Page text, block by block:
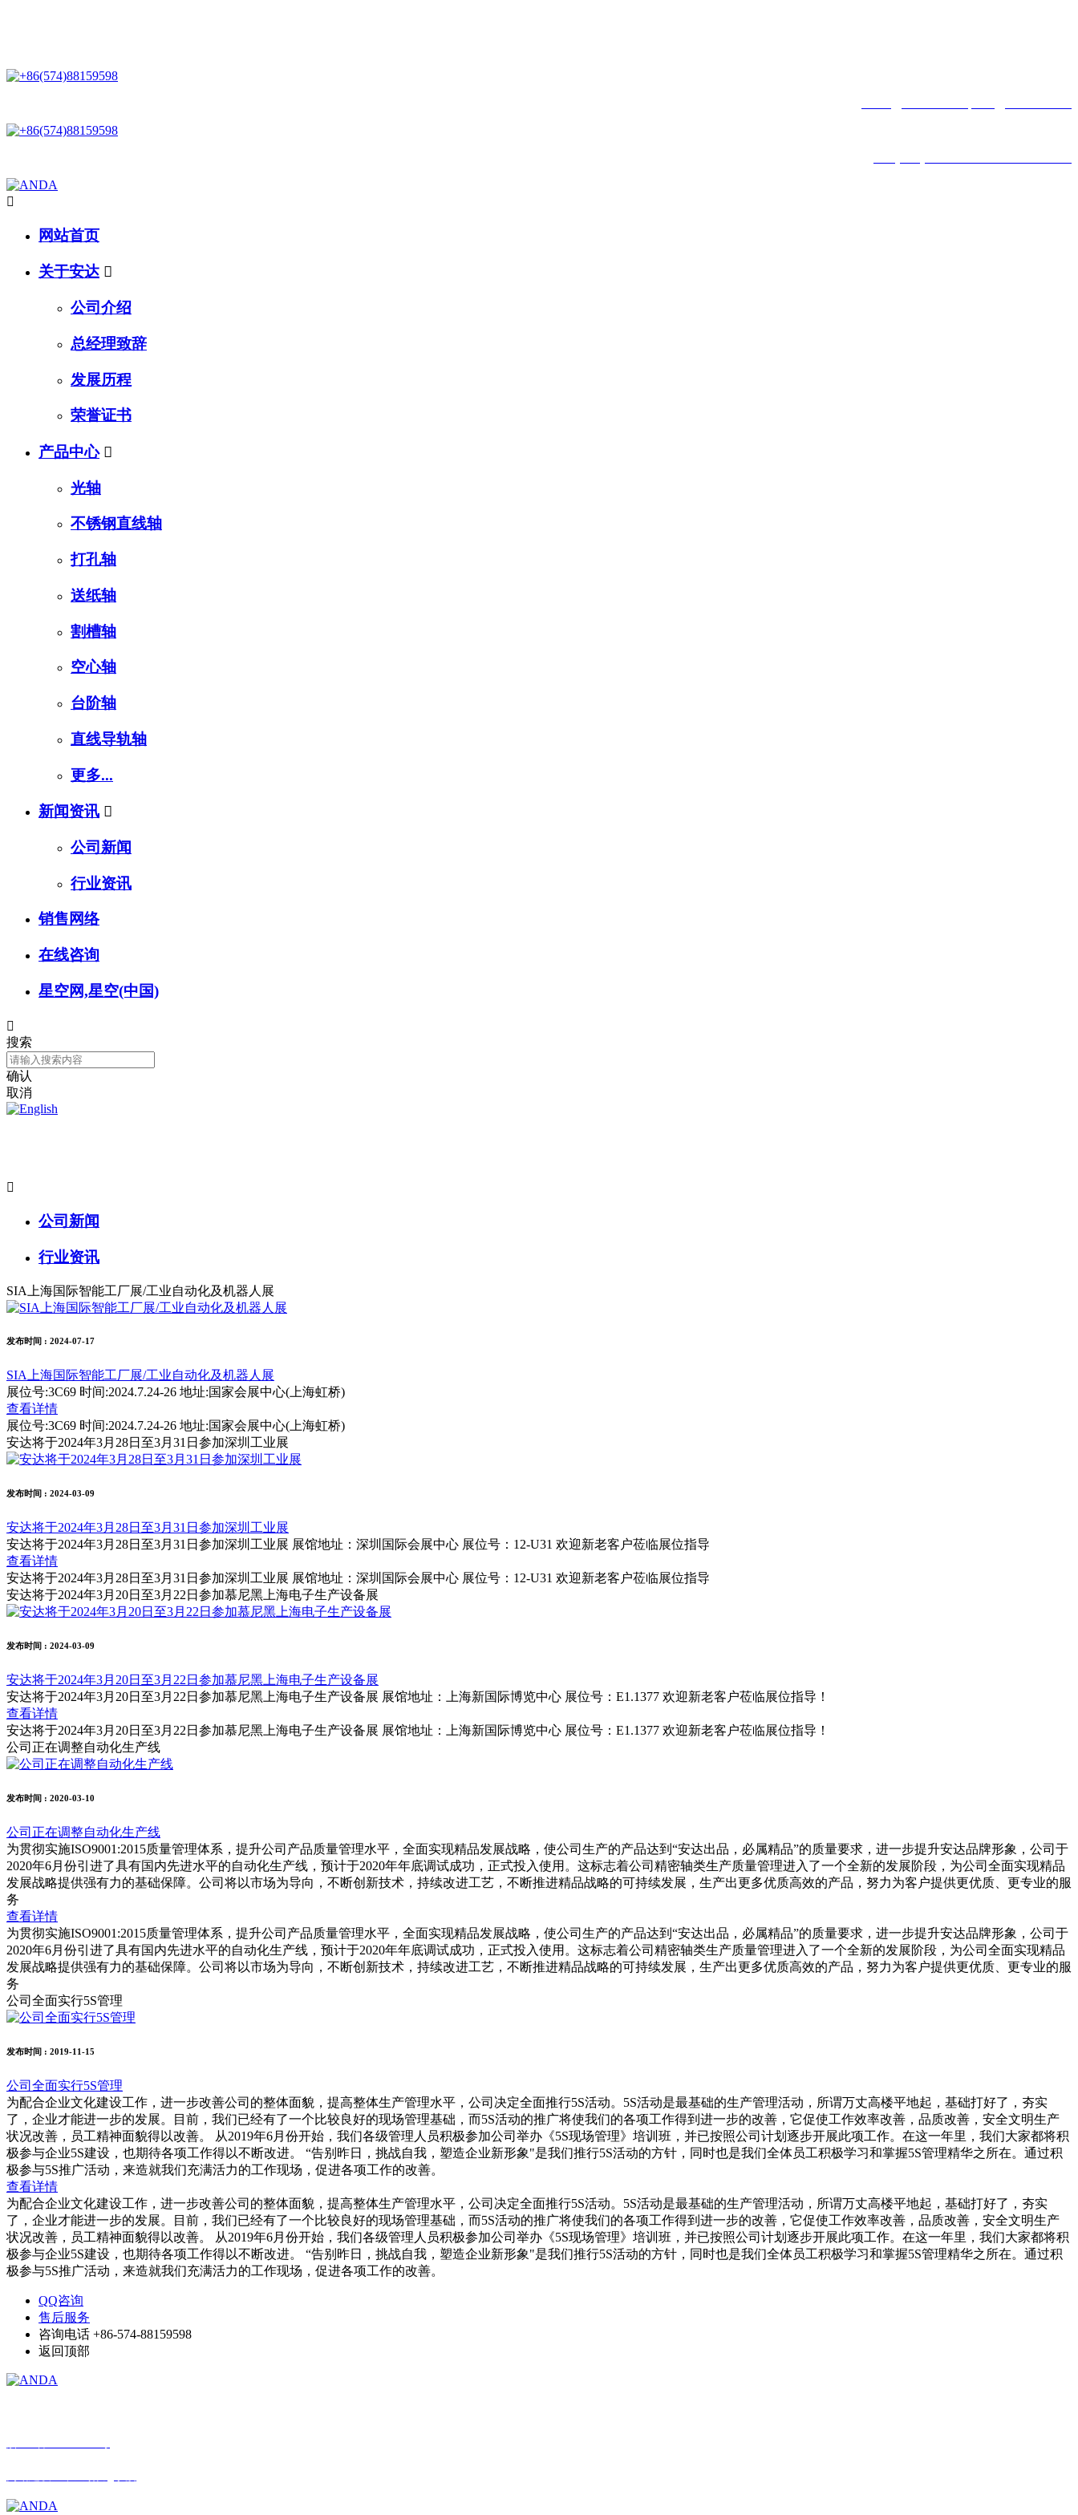

网站首页
关于安达 
公司介绍
总经理致辞
发展历程
荣誉证书
产品中心 
光轴
不锈钢直线轴
打孔轴
送纸轴
割槽轴
空心轴
台阶轴
直线导轨轴
更多...
新闻资讯 
公司新闻
行业资讯
销售网络
在线咨询
星空网,星空(中国)

搜索
确认
取消

公司新闻
行业资讯
SIA上海国际智能工厂展/工业自动化及机器人展
发布时间 : 2024-07-17
SIA上海国际智能工厂展/工业自动化及机器人展
展位号:3C69 时间:2024.7.24-26 地址:国家会展中心(上海虹桥)
查看详情
展位号:3C69 时间:2024.7.24-26 地址:国家会展中心(上海虹桥)
安达将于2024年3月28日至3月31日参加深圳工业展
发布时间 : 2024-03-09
安达将于2024年3月28日至3月31日参加深圳工业展
安达将于2024年3月28日至3月31日参加深圳工业展 展馆地址：深圳国际会展中心 展位号：12-U31 欢迎新老客户莅临展位指导
查看详情
安达将于2024年3月28日至3月31日参加深圳工业展 展馆地址：深圳国际会展中心 展位号：12-U31 欢迎新老客户莅临展位指导
安达将于2024年3月20日至3月22日参加慕尼黑上海电子生产设备展
发布时间 : 2024-03-09
安达将于2024年3月20日至3月22日参加慕尼黑上海电子生产设备展
安达将于2024年3月20日至3月22日参加慕尼黑上海电子生产设备展 展馆地址：上海新国际博览中心 展位号：E1.1377 欢迎新老客户莅临展位指导！
查看详情
安达将于2024年3月20日至3月22日参加慕尼黑上海电子生产设备展 展馆地址：上海新国际博览中心 展位号：E1.1377 欢迎新老客户莅临展位指导！
公司正在调整自动化生产线
发布时间 : 2020-03-10
公司正在调整自动化生产线
为贯彻实施ISO9001:2015质量管理体系，提升公司产品质量管理水平，全面实现精品发展战略，使公司生产的产品达到“安达出品，必属精品”的质量要求，进一步提升安达品牌形象，公司于
2020年6月份引进了具有国内先进水平的自动化生产线，预计于2020年年底调试成功，正式投入使用。这标志着公司精密轴类生产质量管理进入了一个全新的发展阶段，为公司全面实现精品
发展战略提供强有力的基础保障。公司将以市场为导向，不断创新技术，持续改进工艺，不断推进精品战略的可持续发展，生产出更多优质高效的产品，努力为客户提供更优质、更专业的服
务
查看详情
为贯彻实施ISO9001:2015质量管理体系，提升公司产品质量管理水平，全面实现精品发展战略，使公司生产的产品达到“安达出品，必属精品”的质量要求，进一步提升安达品牌形象，公司于
2020年6月份引进了具有国内先进水平的自动化生产线，预计于2020年年底调试成功，正式投入使用。这标志着公司精密轴类生产质量管理进入了一个全新的发展阶段，为公司全面实现精品
发展战略提供强有力的基础保障。公司将以市场为导向，不断创新技术，持续改进工艺，不断推进精品战略的可持续发展，生产出更多优质高效的产品，努力为客户提供更优质、更专业的服
务
公司全面实行5S管理
发布时间 : 2019-11-15
公司全面实行5S管理
为配合企业文化建设工作，进一步改善公司的整体面貌，提高整体生产管理水平，公司决定全面推行5S活动。5S活动是最基础的生产管理活动，所谓万丈高楼平地起，基础打好了，夯实
了，企业才能进一步的发展。目前，我们已经有了一个比较良好的现场管理基础，而5S活动的推广将使我们的各项工作得到进一步的改善，它促使工作效率改善，品质改善，安全文明生产
状况改善，员工精神面貌得以改善。 从2019年6月份开始，我们各级管理人员积极参加公司举办《5S现场管理》培训班，并已按照公司计划逐步开展此项工作。在这一年里，我们大家都将积
极参与企业5S建设，也期待各项工作得以不断改进。 “告别昨日，挑战自我，塑造企业新形象"是我们推行5S活动的方针，同时也是我们全体员工积极学习和掌握5S管理精华之所在。通过积
极参与5S推广活动，来造就我们充满活力的工作现场，促进各项工作的改善。
查看详情
为配合企业文化建设工作，进一步改善公司的整体面貌，提高整体生产管理水平，公司决定全面推行5S活动。5S活动是最基础的生产管理活动，所谓万丈高楼平地起，基础打好了，夯实
了，企业才能进一步的发展。目前，我们已经有了一个比较良好的现场管理基础，而5S活动的推广将使我们的各项工作得到进一步的改善，它促使工作效率改善，品质改善，安全文明生产
状况改善，员工精神面貌得以改善。 从2019年6月份开始，我们各级管理人员积极参加公司举办《5S现场管理》培训班，并已按照公司计划逐步开展此项工作。在这一年里，我们大家都将积
极参与企业5S建设，也期待各项工作得以不断改进。 “告别昨日，挑战自我，塑造企业新形象"是我们推行5S活动的方针，同时也是我们全体员工积极学习和掌握5S管理精华之所在。通过积
极参与5S推广活动，来造就我们充满活力的工作现场，促进各项工作的改善。
QQ咨询
售后服务
咨询电话 +86-574-88159598
返回顶部